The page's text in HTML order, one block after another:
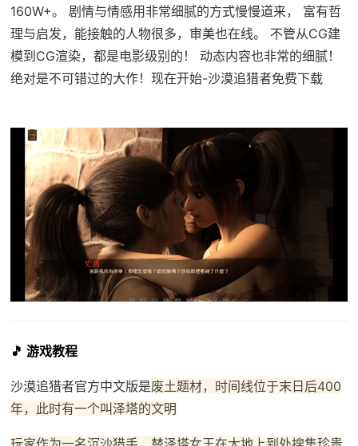
160W+。 剧情与情感用非常细腻的方式慢慢道来， 富有哲
理与启发，能接触的人物很多，审美也在线。 不管从CG建
模到CG渲染，都是电影级别的！ 动态内容也非常的细腻！
绝对是不可错过的大作！现在开始-沙漠追猎者免费下载
🎵 游戏教程
沙漠追猎者官方中文版是废土题材，时间线位于末日后400
年，此时有一个叫泽塔的文明